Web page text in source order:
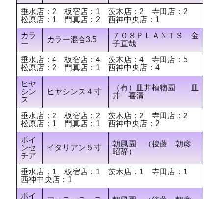
垂水店：2 板宿店：1 茨木店：2 寺田店：2
松原店：1 門真店：2 西神中央店：1
カラ
ー
カラー混合3.5
７０８ＰＬＡＮＴＳ 金
子直哉
垂水店：4 板宿店：4 茨木店：4 寺田店：5
松原店：2 門真店：1 西神中央店：4
ヒヤ
シン
ス
ヒヤシンス４寸
（有）皿井植物園 皿
井 喜清
垂水店：2 板宿店：2 茨木店：2 寺田店：2
松原店：1 門真店：1 西神中央店：2
ポイ
ンセ
チア
イタリアン５寸
朝風園 （後藤 朝彦
昭辞）
垂水店：1 板宿店：1 茨木店：1 寺田店：1
西神中央店：1
ポイ